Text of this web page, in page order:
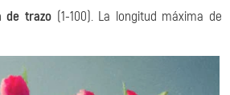
de trazo(1-100). La longitud máxima de